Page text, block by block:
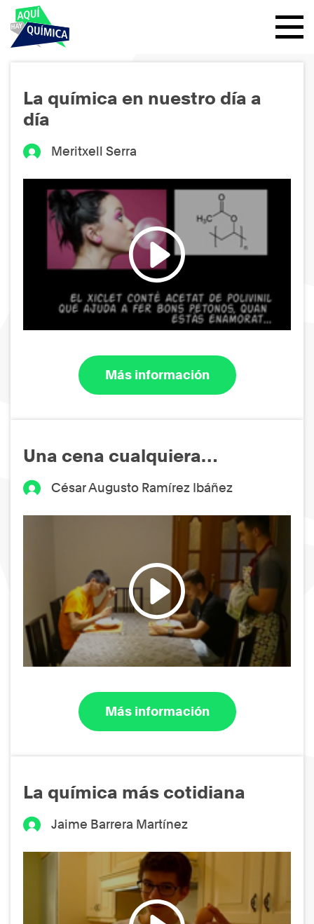
La química en nuestro día a
día
Meritxell Serra
Más información
Una cena cualquiera…
César Augusto Ramírez Ibáñez
Más información
La química más cotidiana
Jaime Barrera Martínez